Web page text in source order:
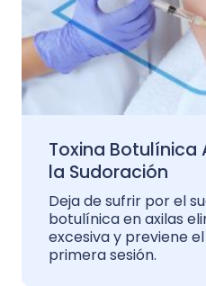
Toxina Botulínica
la Sudoración
Deja de sufrir por el
botulínica en axilas
excesiva y previene
primera sesión.